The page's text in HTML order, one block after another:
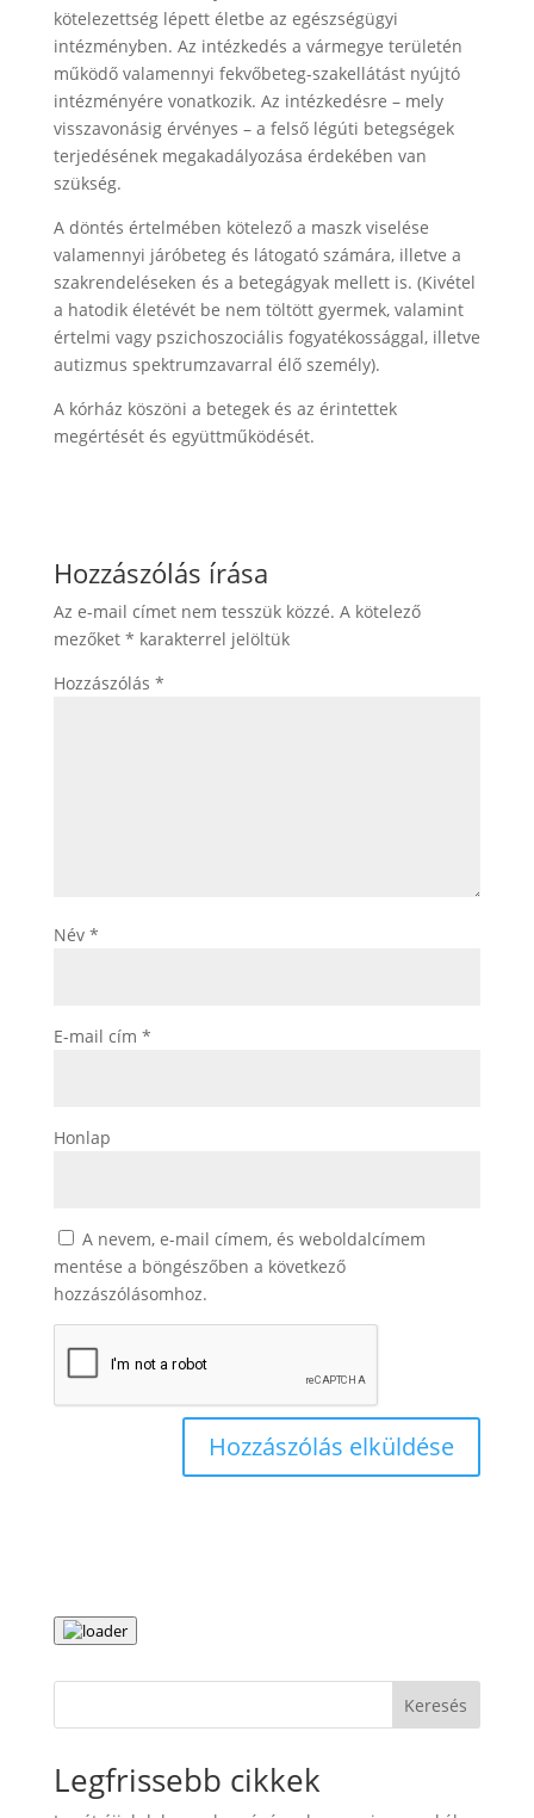
kötelezettség lépett életbe az egészségügyi
intézményben. Az intézkedés a vármegye területén
működő valamennyi fekvőbeteg-szakellátást nyújtó
intézményére vonatkozik. Az intézkedésre – mely
visszavonásig érvényes – a felső légúti betegségek
terjedésének megakadályozása érdekében van
szükség.
A döntés értelmében kötelező a maszk viselése
valamennyi járóbeteg és látogató számára, illetve a
szakrendeléseken és a betegágyak mellett is. (Kivétel
a hatodik életévét be nem töltött gyermek, valamint
értelmi vagy pszichoszociális fogyatékossággal, illetve
autizmus spektrumzavarral élő személy).
A kórház köszöni a betegek és az érintettek
megértését és együttműködését.
Hozzászólás írása
Az e-mail címet nem tesszük közzé. A kötelező
mezőket * karakterrel jelöltük
Hozzászólás *
Név *
E-mail cím *
Honlap
A nevem, e-mail címem, és weboldalcímem
mentése a böngészőben a következő
hozzászólásomhoz.
Keresés
Legfrissebb cikkek